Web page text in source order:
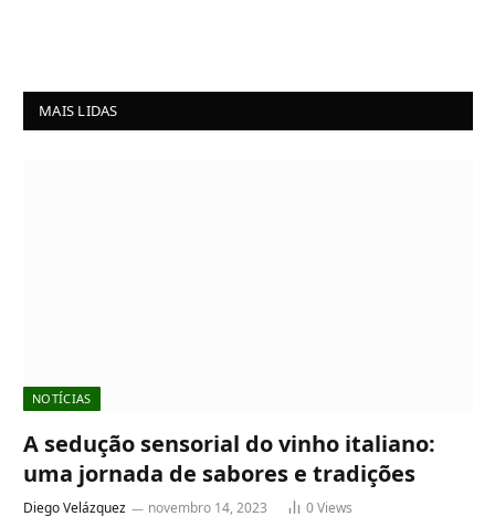
MAIS LIDAS
NOTÍCIAS
A sedução sensorial do vinho italiano:
uma jornada de sabores e tradições
Diego Velázquez novembro 14, 2023 0Views